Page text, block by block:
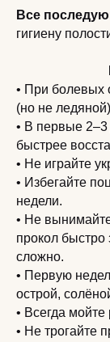
Все
гигиену
• При болевых
(но не
• В первые
быстрее
• Не играйте
• Избегайте
недели.
• Не
прокол быстро
сложно.
• Первую
острой,
• Всегда
• Не трогайте